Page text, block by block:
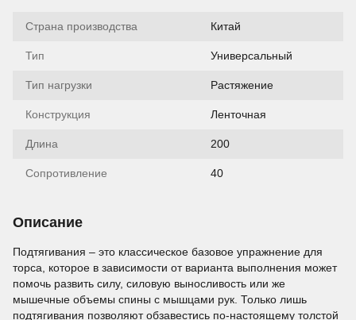
Страна производства Китай
Тип Универсальный
Тип нагрузки Растяжение
Конструкция Ленточная
Длина 200
Сопротивление 40
Описание
Подтягивания – это классическое базовое упражнение для
торса, которое в зависимости от варианта выполнения может
помочь развить силу, силовую выносливость или же
мышечные объемы спины с мышцами рук. Только лишь
подтягивания позволяют обзавестись по-настоящему толстой